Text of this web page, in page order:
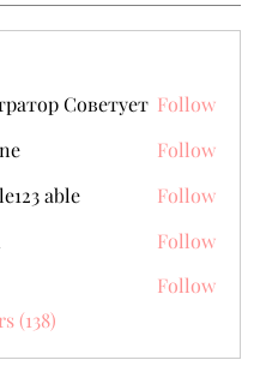
Советует Follow
Follow
able
Follow
Follow
Follow
(138)